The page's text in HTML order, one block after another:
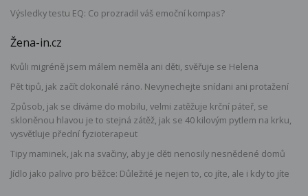
Výsledky testu EQ: Co prozradil váš emoční kompas?
Žena-in.cz
Kvůli migréně jsem málem neměla ani děti, svěřuje se Helena
Pět tipů, jak začít dokonalé ráno. Nevynechejte snídani ani protažení
Způsob, jak se díváme do mobilu, velmi zatěžuje krční páteř, se
skloněnou hlavou je to stejná zátěž, jak se 40 kilovým pytlem na krku,
vysvětluje přední fyzioterapeut
Tipy maminek, jak na svačiny, aby je děti nenosily nesnědené domů
Jídlo jako palivo pro běžce: Důležité je nejen to, co jíte, ale i kdy to jíte